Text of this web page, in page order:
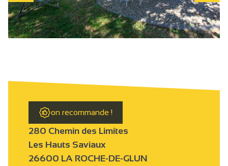
on recommande !
280 Chemin des Limites
Les Hauts Saviaux
26600 LA ROCHE-DE-GLUN